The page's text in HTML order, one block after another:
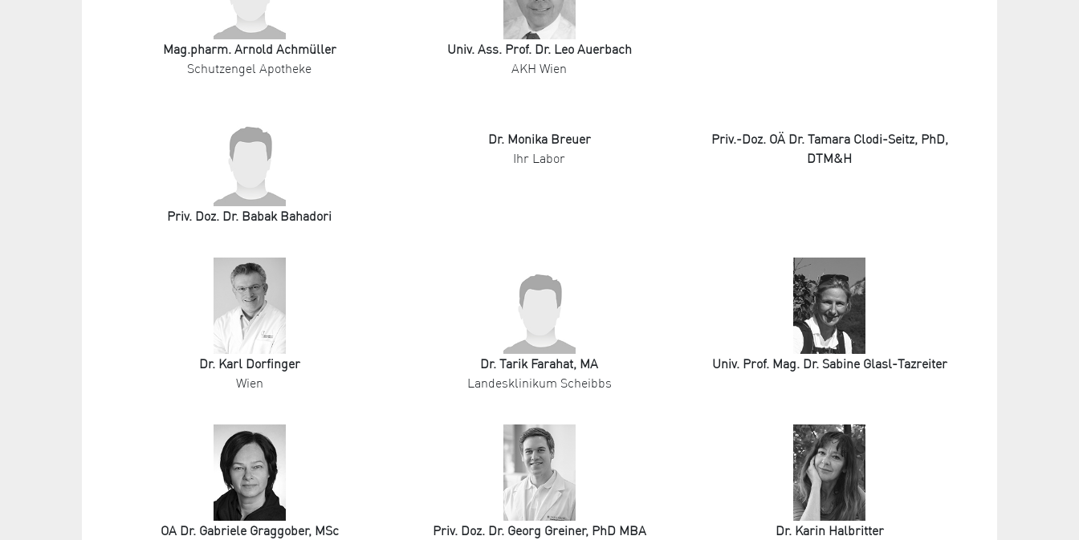
Mag.pharm. Arnold Achmüller
Schutzengel Apotheke
Univ. Ass. Prof. Dr. Leo Auerbach
AKH Wien
Priv. Doz. Dr. Babak Bahadori
Dr. Monika Breuer
Ihr Labor
Priv.-Doz. OÄ Dr. Tamara Clodi-Seitz, PhD,
DTM&H
Dr. Karl Dorfinger
Wien
Dr. Tarik Farahat, MA
Landesklinikum Scheibbs
Univ. Prof. Mag. Dr. Sabine Glasl-Tazreiter
OA Dr. Gabriele Graggober, MSc
Priv. Doz. Dr. Georg Greiner, PhD MBA
Dr. Karin Halbritter